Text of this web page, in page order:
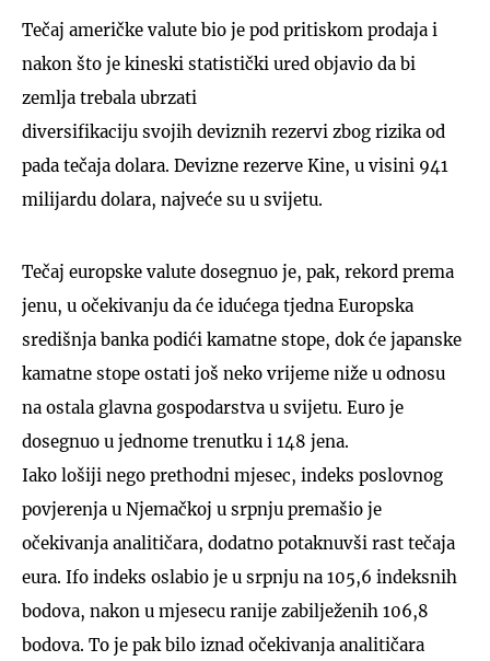
Tečaj američke valute bio je pod pritiskom prodaja i
nakon što je kineski statistički ured objavio da bi
zemlja trebala ubrzati
diversifikaciju svojih deviznih rezervi zbog rizika od
pada tečaja dolara. Devizne rezerve Kine, u visini 941
milijardu dolara, najveće su u svijetu.
Tečaj europske valute dosegnuo je, pak, rekord prema
jenu, u očekivanju da će idućega tjedna Europska
središnja banka podići kamatne stope, dok će japanske
kamatne stope ostati još neko vrijeme niže u odnosu
na ostala glavna gospodarstva u svijetu. Euro je
dosegnuo u jednome trenutku i 148 jena.
Iako lošiji nego prethodni mjesec, indeks poslovnog
povjerenja u Njemačkoj u srpnju premašio je
očekivanja analitičara, dodatno potaknuvši rast tečaja
eura. Ifo indeks oslabio je u srpnju na 105,6 indeksnih
bodova, nakon u mjesecu ranije zabilježenih 106,8
bodova. To je pak bilo iznad očekivanja analitičara